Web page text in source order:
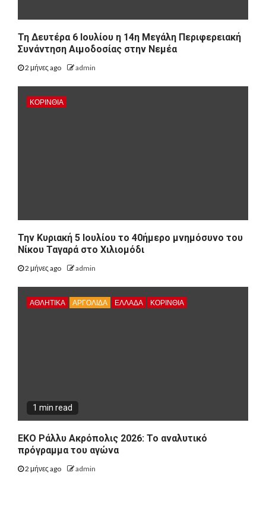
Τη Δευτέρα 6 Ιουλίου η 14η Μεγάλη Περιφερειακή
Συνάντηση Αιμοδοσίας στην Νεμέα
2 μήνες ago admin
ΚΟΡΙΝΘΊΑ
Την Κυριακή 5 Ιουλίου το 40ήμερο μνημόσυνο του
Νίκου Ταγαρά στο Χιλιομόδι
2 μήνες ago admin
ΑΘΛΗΤΙΚΑ ΑΡΓΟΛΙΔΑ ΕΛΛΑΔΑ ΚΟΡΙΝΘΊΑ
1 min read
ΕΚΟ Ράλλυ Ακρόπολις 2026: Το αναλυτικό
πρόγραμμα του αγώνα
2 μήνες ago admin